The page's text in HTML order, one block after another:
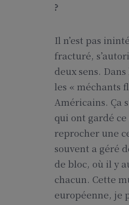
?
Il n’est pas
fracturé,
deux sens.
les « méchants
Américains. Ça
qui ont gardé
reprocher une
souvent a géré
de bloc, où il y
chacun. Cette
européenne, je